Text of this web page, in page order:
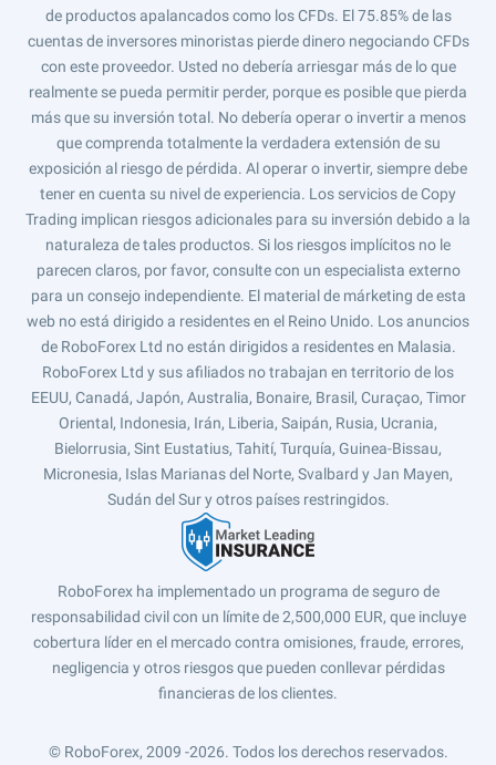
de productos apalancados como los CFDs. El 75.85% de las
cuentas de inversores minoristas pierde dinero negociando CFDs
con este proveedor. Usted no debería arriesgar más de lo que
realmente se pueda permitir perder, porque es posible que pierda
más que su inversión total. No debería operar o invertir a menos
que comprenda totalmente la verdadera extensión de su
exposición al riesgo de pérdida. Al operar o invertir, siempre debe
tener en cuenta su nivel de experiencia. Los servicios de Copy
Trading implican riesgos adicionales para su inversión debido a la
naturaleza de tales productos. Si los riesgos implícitos no le
parecen claros, por favor, consulte con un especialista externo
para un consejo independiente. El material de márketing de esta
web no está dirigido a residentes en el Reino Unido. Los anuncios
de RoboForex Ltd no están dirigidos a residentes en Malasia.
RoboForex Ltd y sus afiliados no trabajan en territorio de los
EEUU, Canadá, Japón, Australia, Bonaire, Brasil, Curaçao, Timor
Oriental, Indonesia, Irán, Liberia, Saipán, Rusia, Ucrania,
Bielorrusia, Sint Eustatius, Tahití, Turquía, Guinea-Bissau,
Micronesia, Islas Marianas del Norte, Svalbard y Jan Mayen,
Sudán del Sur y otros países restringidos.
RoboForex ha implementado un programa de seguro de
responsabilidad civil con un límite de 2,500,000 EUR, que incluye
cobertura líder en el mercado contra omisiones, fraude, errores,
negligencia y otros riesgos que pueden conllevar pérdidas
financieras de los clientes.
© RoboForex, 2009 -2026. Todos los derechos reservados.